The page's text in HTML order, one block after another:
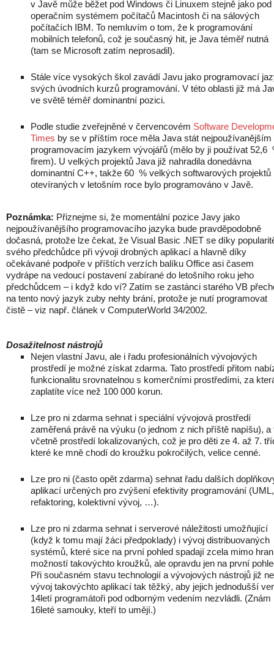
v Javě může běžet pod Windows či Linuxem stejně jako pod
operačním systémem počítačů Macintosh či na sálových
počítačích IBM. To nemluvím o tom, že k programování
mobilních telefonů, což je současný hit, je Java téměř nutná
(tam se Microsoft zatím neprosadil).
Stále více vysokých škol zavádí Javu jako programovací
svých úvodních kurzů programování. V této oblasti již má
ve světě téměř dominantní pozici.
Podle studie zveřejněné v červencovém Software
Times by se v příštím roce měla Java stát nejpoužívanějším
programovacím jazykem vývojářů (mělo by ji používat 52,6
firem). U velkých projektů Java již nahradila donedávna
dominantní C++, takže 60 % velkých softwarových projektů
otevíraných v letošním roce bylo programováno v Javě.
Poznámka: Přiznejme si, že momentální pozice Javy jako
nejpoužívanějšího programovacího jazyka bude pravděpodobně
dočasná, protože lze čekat, že Visual Basic .NET se díky
svého předchůdce při vývoji drobných aplikací a hlavně díky
očekávané podpoře v příštích verzích balíku Office asi časem
vydrápe na vedoucí postavení zabírané do letošního roku jeho
předchůdcem – i když kdo ví? Zatím se zastánci starého VB
na tento nový jazyk zuby nehty brání, protože je nutí programovat
čistě – viz např. článek v ComputerWorld 34/2002.
Dosažitelnost nástrojů
Nejen vlastní Javu, ale i řadu profesionálních vývojových
prostředí je možné získat zdarma. Tato prostředí přitom
funkcionalitu srovnatelnou s komerčními prostředími, za
zaplatíte více než 100 000 korun.
Lze pro ni zdarma sehnat i speciální vývojová prostředí
zaměřená právě na výuku (o jednom z nich příště napíšu), a
včetně prostředí lokalizovaných, což je pro děti ze 4. až 7.
které ke mně chodí do kroužku pokročilých, velice cenné.
Lze pro ni (často opět zdarma) sehnat řadu dalších
aplikací určených pro zvýšení efektivity programování (UML,
refaktoring, kolektivní vývoj, …).
Lze pro ni zdarma sehnat i serverové náležitosti umožňující
(když k tomu mají žáci předpoklady) i vývoj distribuovaných
systémů, které sice na první pohled spadají zcela mimo
možností takovýchto kroužků, ale opravdu jen na první
Při současném stavu technologií a vývojových nástrojů již
vývoj takovýchto aplikací tak těžký, aby jejich jednodušší
14letí programátoři pod odborným vedením nezvládli. (Znám
16leté samouky, kteří to umějí.)